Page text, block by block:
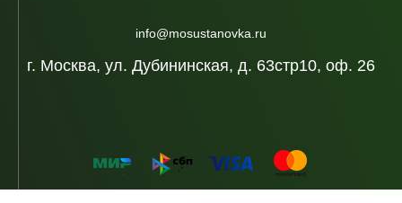
г. Москва, ул. Дубининская, д. 63стр10, оф. 26
info@mosustanovka.ru